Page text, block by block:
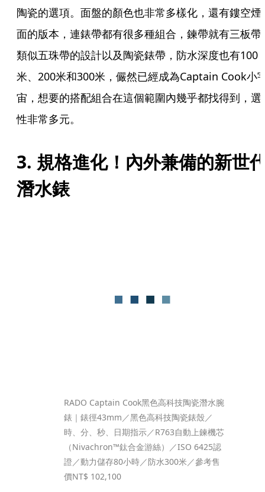
陶瓷的選項。面盤的顏色也非常多樣化，還有鏤空煙
面的版本，連錶帶都有很多種組合，鍊帶就有三板帶
類似五珠帶的設計以及陶瓷錶帶，防水深度也有100
米、200米和300米，儼然已經成為Captain Cook小
宙，想要的搭配組合在這個範圍內幾乎都找得到，選
性非常多元。
3. 規格進化！內外兼備的新世
潛水錶
RADO Captain Cook黑色高科技陶瓷潛水腕
錶｜錶徑43mm／黑色高科技陶瓷錶殼／
時、分、秒、日期指示／R763自動上鍊機芯
（Nivachron™鈦合金游絲）／ISO 6425認
證／動力儲存80小時／防水300米／參考售
價NT$ 102,100